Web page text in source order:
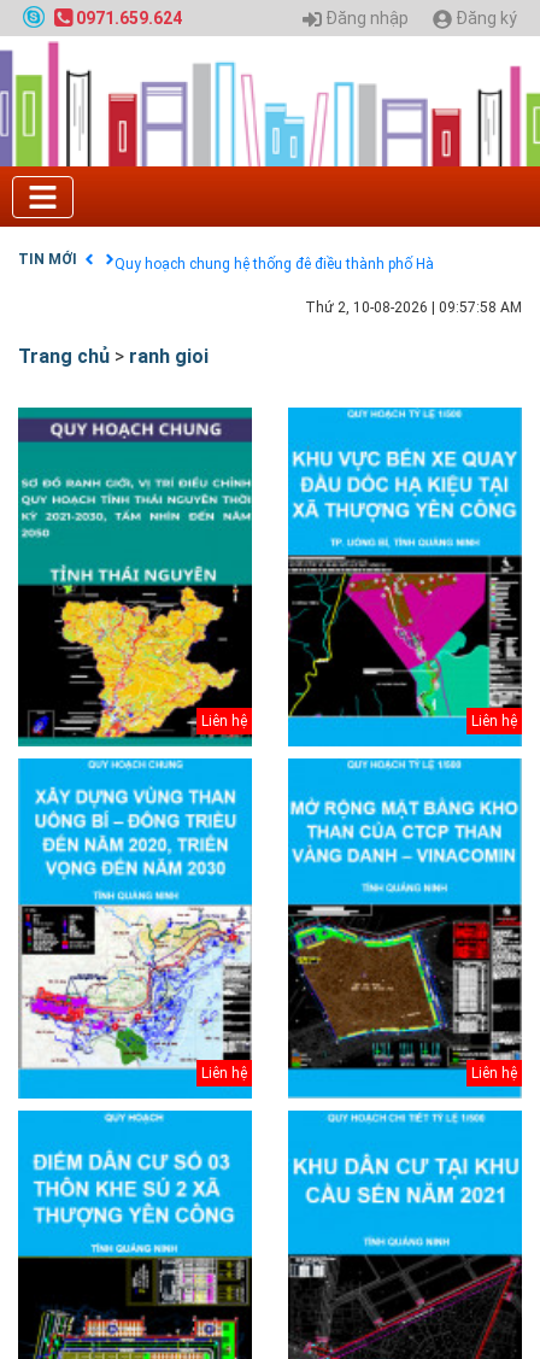
0971.659.624 Đăng nhập Đăng ký
TIN MỚI
Tuyển sinh 2025, Khoa kỹ thuật hạ tầng và môi
trường đô thị - Đại học Kiến trúc Hà Nội
Chính sách thanh toán
Điều khoản dịch vụ
Quy hoạch chung hệ thống đê điều thành phố Hà
GIAO LƯU TRỰC TUYẾN - TƯ VẤN TUYỂN SINH ĐẠI
SỐ 02
Thứ 2, 10-08-2026 09:57:59 AM
Trang chủ > ranh gioi
Liên hệ Liên hệ
Liên hệ Liên hệ